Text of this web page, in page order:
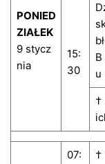
PONIED
ZIAŁEK
9 stycz
nia
15:
30
u
†
07:
†